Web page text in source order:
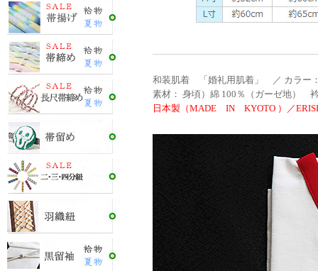
和装肌着 「婚礼用肌着」 ／ カラー
素材： 身頃）綿 100％（ガーゼ地）
日本製（MADE IN KYOTO ）／